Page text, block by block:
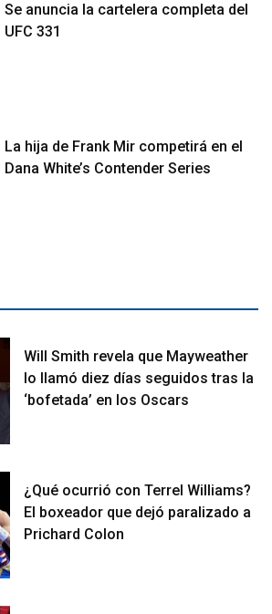
Se anuncia la cartelera completa del
UFC 331
La hija de Frank Mir competirá en el
Dana White’s Contender Series
Will Smith revela que Mayweather
lo llamó diez días seguidos tras la
‘bofetada’ en los Oscars
¿Qué ocurrió con Terrel Williams?
El boxeador que dejó paralizado a
Prichard Colon